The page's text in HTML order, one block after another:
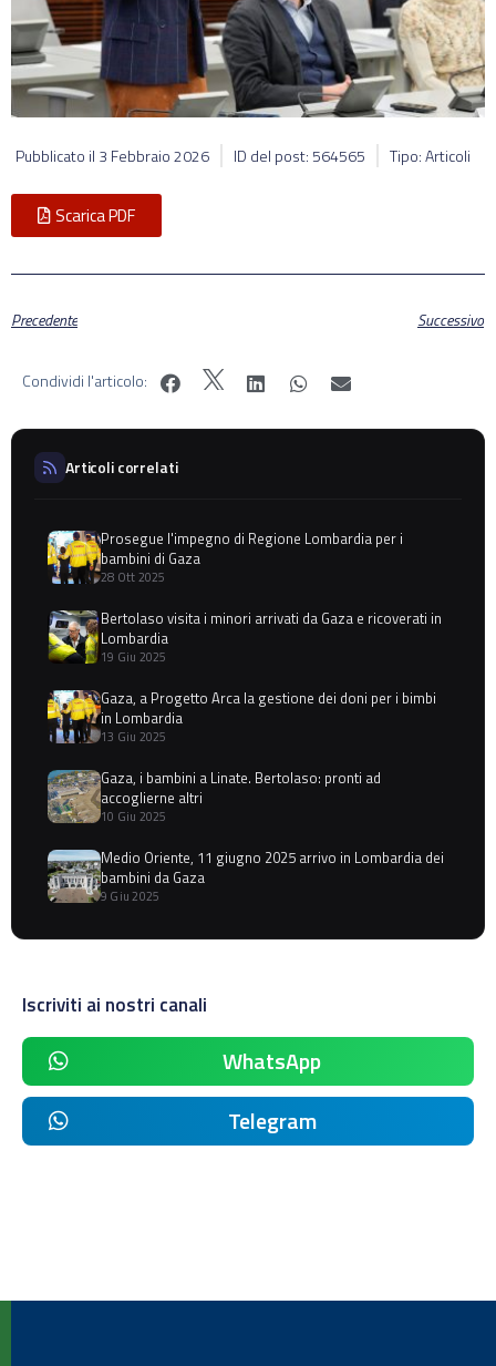
Pubblicato il 3 Febbraio 2026 ID del post: 564565 Tipo: Articoli
Scarica PDF
Precedente Successivo
Condividi l'articolo:
Articoli correlati
Prosegue l'impegno di Regione Lombardia per i
bambini di Gaza
28 Ott 2025
Bertolaso visita i minori arrivati da Gaza e ricoverati in
Lombardia
19 Giu 2025
Gaza, a Progetto Arca la gestione dei doni per i bimbi
in Lombardia
13 Giu 2025
Gaza, i bambini a Linate. Bertolaso: pronti ad
accoglierne altri
10 Giu 2025
Medio Oriente, 11 giugno 2025 arrivo in Lombardia dei
bambini da Gaza
9 Giu 2025
Iscriviti ai nostri canali
WhatsApp
Telegram